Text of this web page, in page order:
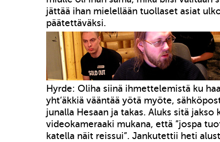
jättää ihan mielellään tuollaset asiat
päätettäväksi.
Hyrde: Oliha siinä ihmettelemistä ku
yht’äkkiä vääntää yötä myöte,
junalla Hesaan ja takas. Aluks sitä jakso
videokameraaki mukana, että ”jospa
katella näit reissui”. Jankutettii heti